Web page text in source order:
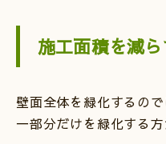
施工面積を減
壁面全体を緑化するの
一部分だけを緑化する方